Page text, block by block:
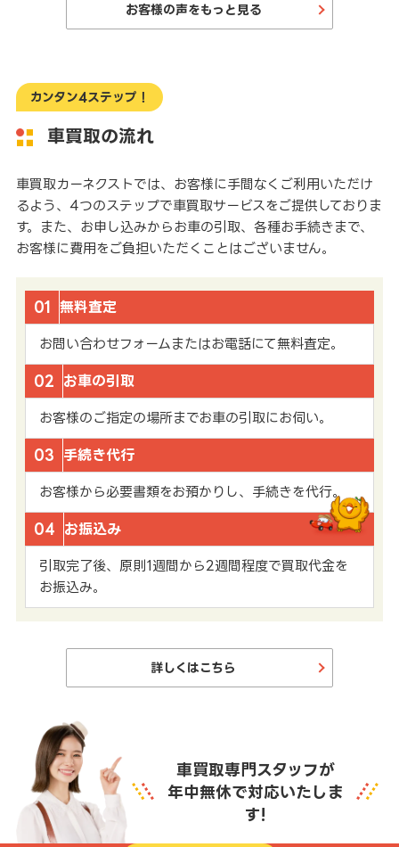
お客様の声をもっと見る
カンタン4ステップ！
車買取の流れ
車買取カーネクストでは、お客様に手間なくご利用いただけ
るよう、4つのステップで車買取サービスをご提供しておりま
す。また、お申し込みからお車の引取、各種お手続きまで、
お客様に費用をご負担いただくことはございません。
01 無料査定
お問い合わせフォームまたはお電話にて無料査定。
02 お車の引取
お客様のご指定の場所までお車の引取にお伺い。
03 手続き代行
お客様から必要書類をお預かりし、手続きを代行。
04 お振込み
引取完了後、原則1週間から2週間程度で買取代金を
お振込み。
詳しくはこちら
車買取専門スタッフが
年中無休で対応いたしま
す!